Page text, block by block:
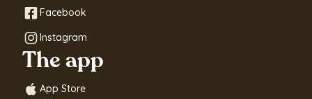
Facebook
Instagram
The app
App Store